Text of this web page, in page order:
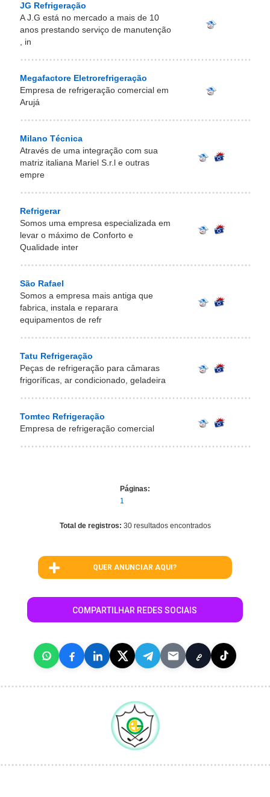
JG Refrigeração
A J.G está no mercado a mais de 10
anos prestando serviço de manutenção
, in
Megafactore Eletrorefrigeração
Empresa de refrigeração comercial em
Arujá
Milano Técnica
Através de uma integração com sua
matriz italiana Mariel S.r.l e outras
empre
Refrigerar
Somos uma empresa especializada em
levar o máximo de Conforto e
Qualidade inter
São Rafael
Somos a empresa mais antiga que
fabrica, instala e reparara
equipamentos de refr
Tatu Refrigeração
Peças de refrigeração para câmaras
frigoríficas, ar condicionado, geladeira
Tomtec Refrigeração
Empresa de refrigeração comercial
Páginas:
1
Total de registros: 30 resultados encontrados
QUER ANUNCIAR AQUI?
COMPARTILHAR REDES SOCIAIS